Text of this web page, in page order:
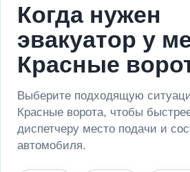
Когда нужен
эвакуатор у
Красные
Выберите подходящую
Красные ворота, чтобы
диспетчеру место подачи и
автомобиля.